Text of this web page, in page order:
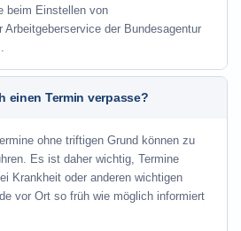
beim Einstellen von
Arbeitgeberservice der Bundesagentur
einen Termin verpasse?
ohne triftigen Grund können zu
Es ist daher wichtig, Termine
Krankheit oder anderen wichtigen
vor Ort so früh wie möglich informiert